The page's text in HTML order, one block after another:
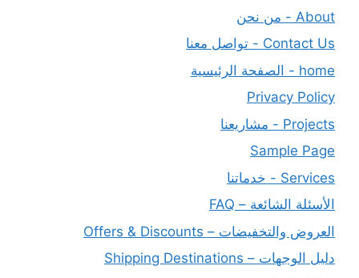
About - من نحن
Contact Us - تواصل معنا
home - الصفحة الرئيسية
Privacy Policy
Projects - مشاريعنا
Sample Page
Services - خدماتنا
الأسئلة الشائعة – FAQ
العروض والتخفيضات – Offers & Discounts
دليل الوجهات – Shipping Destinations